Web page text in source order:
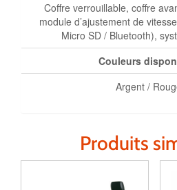
Coffre verrouillable, coffre
module d’ajustement de
Micro SD / Bluetooth),
Couleurs
Argent /
Produits